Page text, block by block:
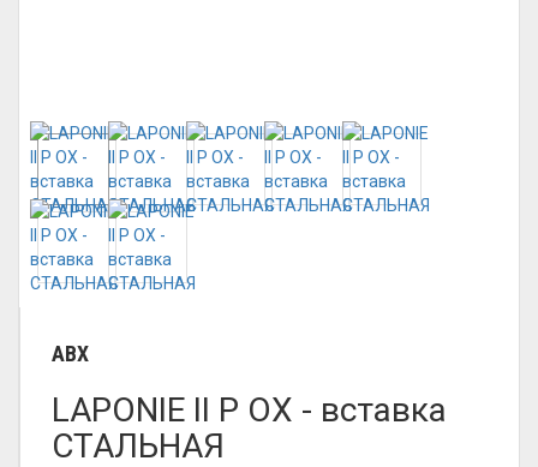
ABX
LAPONIE II P OX - вставка
СТАЛЬНАЯ